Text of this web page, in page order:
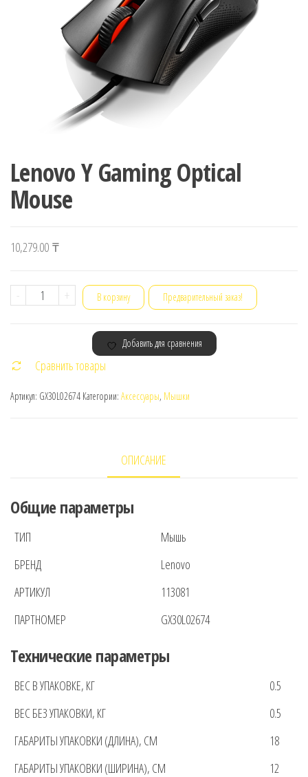
Lenovo Y Gaming Optical
Mouse
10,279.00 ₸
-
Количество
Gaming
Optical
+ В корзину Предварительный заказ!
Добавить для сравнения
Сравнить товары
Артикул: GX30L02674 Категории: Аксессуары, Мышки
ОПИСАНИЕ
Общие параметры
ТИП
Мышь
БРЕНД
Lenovo
АРТИКУЛ
113081
ПАРТНОМЕР
GX30L02674
Технические параметры
ВЕС В УПАКОВКЕ, КГ
0.5
ВЕС БЕЗ УПАКОВКИ, КГ
0.5
ГАБАРИТЫ УПАКОВКИ (ДЛИНА), СМ
18
ГАБАРИТЫ УПАКОВКИ (ШИРИНА), СМ
12